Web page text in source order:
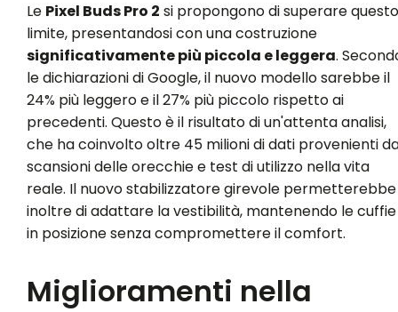
Le Pixel Buds Pro 2 si propongono di superare questo
limite, presentandosi con una costruzione
significativamente più piccola e leggera.
le dichiarazioni di Google, il nuovo modello sarebbe il
24% più leggero e il 27% più piccolo rispetto ai
precedenti. Questo è il risultato di un'attenta analisi,
che ha coinvolto oltre 45 milioni di dati provenienti
scansioni delle orecchie e test di utilizzo nella vita
reale. Il nuovo stabilizzatore girevole permetterebbe
inoltre di adattare la vestibilità, mantenendo le cuffie
in posizione senza compromettere il comfort.
Miglioramenti nella